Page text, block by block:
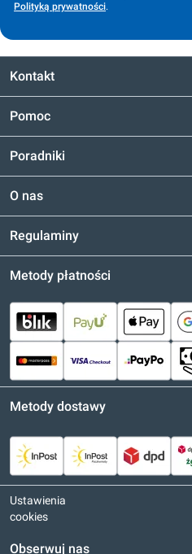
Polityką prywatności.
Kontakt
Pomoc
Poradniki
O nas
Regulaminy
Metody płatności
Metody dostawy
Ustawienia
cookies
Obserwuj nas